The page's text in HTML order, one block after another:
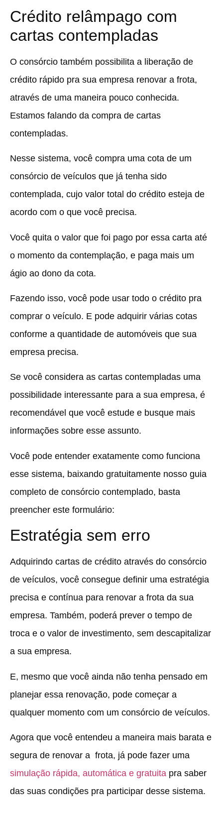
Crédito relâmpago com
cartas contempladas
O consórcio também possibilita a liberação de
crédito rápido pra sua empresa renovar a frota,
através de uma maneira pouco conhecida.
Estamos falando da compra de cartas
contempladas.
Nesse sistema, você compra uma cota de um
consórcio de veículos que já tenha sido
contemplada, cujo valor total do crédito esteja de
acordo com o que você precisa.
Você quita o valor que foi pago por essa carta até
o momento da contemplação, e paga mais um
ágio ao dono da cota.
Fazendo isso, você pode usar todo o crédito pra
comprar o veículo. E pode adquirir várias cotas
conforme a quantidade de automóveis que sua
empresa precisa.
Se você considera as cartas contempladas uma
possibilidade interessante para a sua empresa, é
recomendável que você estude e busque mais
informações sobre esse assunto.
Você pode entender exatamente como funciona
esse sistema, baixando gratuitamente nosso guia
completo de consórcio contemplado, basta
preencher este formulário:
Estratégia sem erro
Adquirindo cartas de crédito através do consórcio
de veículos, você consegue definir uma estratégia
precisa e contínua para renovar a frota da sua
empresa. Também, poderá prever o tempo de
troca e o valor de investimento, sem descapitalizar
a sua empresa.
E, mesmo que você ainda não tenha pensado em
planejar essa renovação, pode começar a
qualquer momento com um consórcio de veículos.
Agora que você entendeu a maneira mais barata e
segura de renovar a frota, já pode fazer uma
simulação rápida, automática e gratuita pra saber
das suas condições pra participar desse sistema.